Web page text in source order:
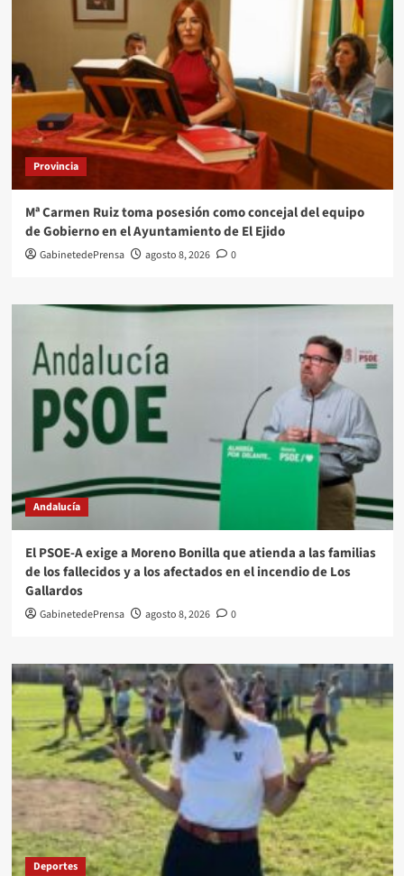
Provincia
Mª Carmen Ruiz toma posesión como concejal del equipo
de Gobierno en el Ayuntamiento de El Ejido
GabinetedePrensa agosto 8, 2026 0
Andalucía
El PSOE-A exige a Moreno Bonilla que atienda a las familias
de los fallecidos y a los afectados en el incendio de Los
Gallardos
GabinetedePrensa agosto 8, 2026 0
Deportes